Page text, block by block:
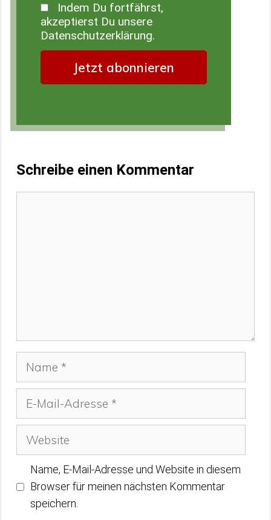
Indem Du fortfährst,
akzeptierst Du unsere
Datenschutzerklärung.
Schreibe einen Kommentar
Name, E-Mail-Adresse und Website in diesem
Browser für meinen nächsten Kommentar
speichern.